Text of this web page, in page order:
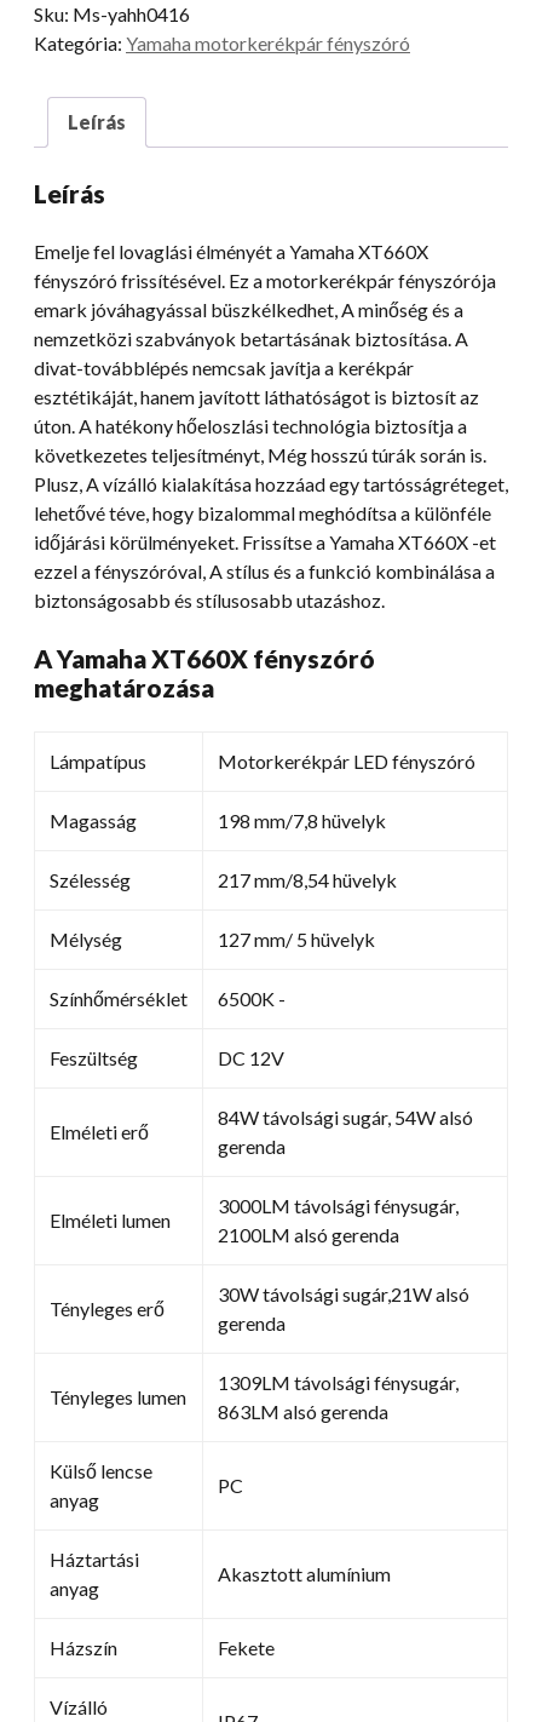
Yamaha
XT
-átalakítás
Sku: Ms-yahh0416
Kategória: Yamaha motorkerékpár fényszóró
Leírás
Leírás
Emelje fel lovaglási élményét a Yamaha XT660X
fényszóró frissítésével. Ez a motorkerékpár fényszórója
emark jóváhagyással büszkélkedhet, A minőség és a
nemzetközi szabványok betartásának biztosítása. A
divat-továbblépés nemcsak javítja a kerékpár
esztétikáját, hanem javított láthatóságot is biztosít az
úton. A hatékony hőeloszlási technológia biztosítja a
következetes teljesítményt, Még hosszú túrák során is.
Plusz, A vízálló kialakítása hozzáad egy tartósságréteget,
lehetővé téve, hogy bizalommal meghódítsa a különféle
időjárási körülményeket. Frissítse a Yamaha XT660X -et
ezzel a fényszóróval, A stílus és a funkció kombinálása a
biztonságosabb és stílusosabb utazáshoz.
A Yamaha XT660X fényszóró
meghatározása
Lámpatípus Motorkerékpár LED fényszóró
Magasság 198 mm/7,8 hüvelyk
Szélesség 217 mm/8,54 hüvelyk
Mélység 127 mm/ 5 hüvelyk
Színhőmérséklet 6500K -
Feszültség DC 12V
Elméleti erő
84W távolsági sugár, 54W alsó
gerenda
Elméleti lumen
3000LM távolsági fénysugár,
2100LM alsó gerenda
Tényleges erő
30W távolsági sugár,21W alsó
gerenda
Tényleges lumen
1309LM távolsági fénysugár,
863LM alsó gerenda
Külső lencse
anyag
PC
Háztartási
anyag
Akasztott alumínium
Házszín Fekete
Vízálló